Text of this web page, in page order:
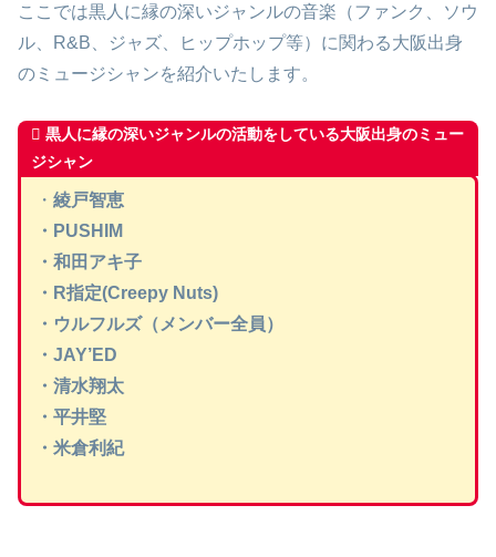
ここでは黒人に縁の深いジャンルの音楽（ファンク、ソウ
ル、R&B、ジャズ、ヒップホップ等）に関わる大阪出身
のミュージシャンを紹介いたします。
黒人に縁の深いジャンルの活動をしている大阪出身のミュー
ジシャン
・ 綾戸智恵
・PUSHIM
・和田アキ子
・R指定(Creepy Nuts)
・ウルフルズ（メンバー全員）
・JAY’ED
・清水翔太
・平井堅
・米倉利紀